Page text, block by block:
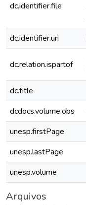
dc.identifier.file
dc.identifier.uri
dc.relation.ispartof
dc.title
dcdocs.volume.obs
unesp.firstPage
unesp.lastPage
unesp.volume
Arquivos